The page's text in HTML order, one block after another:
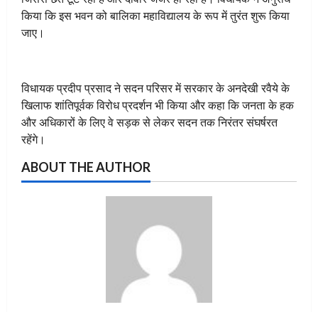
किया कि इस भवन को बालिका महाविद्यालय के रूप में तुरंत शुरू किया
जाए।
विधायक प्रदीप प्रसाद ने सदन परिसर में सरकार के अनदेखी रवैये के
खिलाफ शांतिपूर्वक विरोध प्रदर्शन भी किया और कहा कि जनता के हक
और अधिकारों के लिए वे सड़क से लेकर सदन तक निरंतर संघर्षरत
रहेंगे।
ABOUT THE AUTHOR